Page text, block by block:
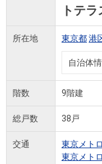
トテラ
所在地 東京都港
自治体
階数 9階建
総戸数 38戸
交通 東京メト
東京メト